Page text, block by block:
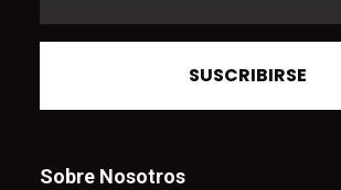
SUSCRIBIRSE
Sobre Nosotros